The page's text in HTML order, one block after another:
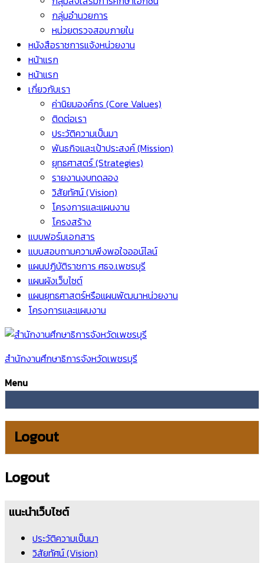
กลุ่มอำนวยการ
หน่วยตรวจสอบภายใน
หนังสือราชการแจ้งหน่วยงาน
หน้าแรก
หน้าแรก
เกี่ยวกับเรา
ค่านิยมองค์กร (Core Values)
ติดต่อเรา
ประวัติความเป็นมา
พันธกิจและเป้าประสงค์ (Mission)
ยุทธศาสตร์ (Strategies)
รายงานงบทดลอง
วิสัยทัศน์ (Vision)
โครงการและแผนงาน
โครงสร้าง
แบบฟอร์มเอกสาร
แบบสอบถามความพึงพอใจออน์ไลน์
แผนปฏิบัติราชการ ศธจ.เพชรบุรี
แผนผังเว็บไซต์
แผนยุทธศาสตร์หรือแผนพัฒนาหน่วยงาน
โครงการและแผนงาน
สำนักงานศึกษาธิการจังหวัดเพชรบุรี
Menu
Logout
Logout
แนะนำเว็บไซต์
ประวัติความเป็นมา
วิสัยทัศน์ (Vision)